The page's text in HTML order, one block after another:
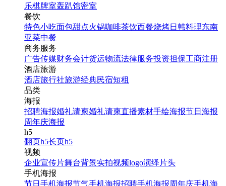
乐棋牌室轰趴馆密室
餐饮
特色小吃面包甜点火锅咖啡茶饮西餐烧烤日韩料理东南
亚菜中餐
商务服务
广告传媒财务会计货运物流法律服务投资担保工商注册
酒店旅游
酒店旅行社旅游经典民宿短租
品类
海报
招聘海报婚礼请柬婚礼请柬直播素材手绘海报节日海报
周年庆海报
h5
翻页h5长页h5
视频
企业宣传片舞台背景实拍视频logo演绎 片头
手机海报
节日手机海报节气手机海报招聘手机海报周年庆手机海